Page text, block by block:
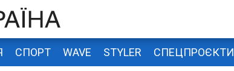
СПОРТ WAVE STYLER СПЕЦПРОЄКТИ